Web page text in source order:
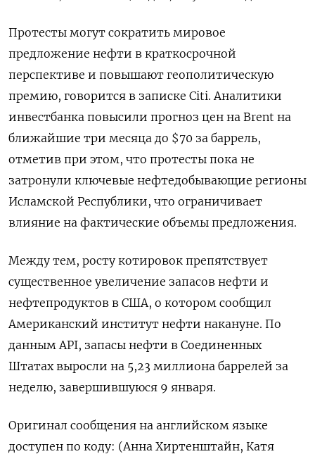
Протесты могут сократить мировое
предложение нефти в краткосрочной
перспективе и повышают геополитическую
премию, говорится в записке Citi. Аналитики
инвестбанка повысили прогноз цен на Brent на
ближайшие три месяца до $70 за баррель,
отметив при этом, что протесты пока не
затронули ключевые нефтедобывающие регионы
Исламской Республики, что ‍ограничивает
влияние на фактические ‍объемы предложения.
Между тем, росту котировок препятствует
существенное увеличение запасов нефти и
нефтепродуктов в США, о котором сообщил
‍Американский институт нефти накануне. По
данным API, запасы нефти в Соединенных
Штатах выросли на 5,23 миллиона баррелей за
неделю, завершившуюся 9 ⁠января.
Оригинал сообщения на английском языке
доступен по коду: (Анна Хиртенштайн, Катя